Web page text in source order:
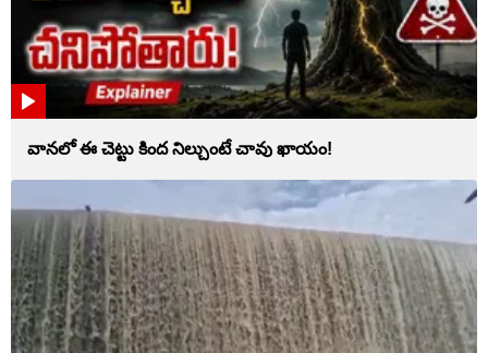
వానలో ఈ చెట్టు కింద నిల్చుంటే చావు ఖాయం!